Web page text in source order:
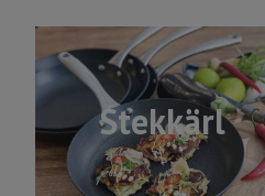
Stekkärl